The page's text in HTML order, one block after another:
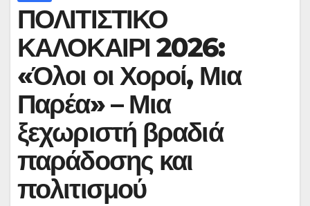
ΠΟΛΙΤΙΣΤΙΚΟ
ΚΑΛΟΚΑΙΡΙ 2026:
«Όλοι οι Χοροί, Μια
Παρέα» – Μια
ξεχωριστή βραδιά
παράδοσης και
πολιτισμού